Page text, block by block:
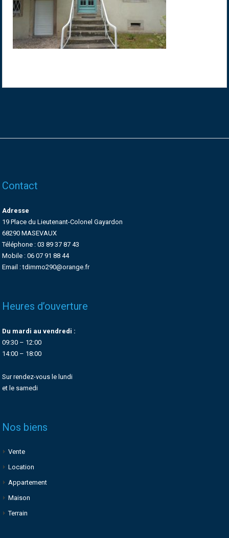
Contact
Adresse
19 Place du Lieutenant-Colonel Gayardon
68290 MASEVAUX
Téléphone : 03 89 37 87 43
Mobile : 06 07 91 88 44
Email : tdimmo290@orange.fr
Heures d’ouverture
Du mardi au vendredi :
09:30 – 12:00
14:00 – 18:00
Sur rendez-vous le lundi
et le samedi
Nos biens
Vente
Location
Appartement
Maison
Terrain